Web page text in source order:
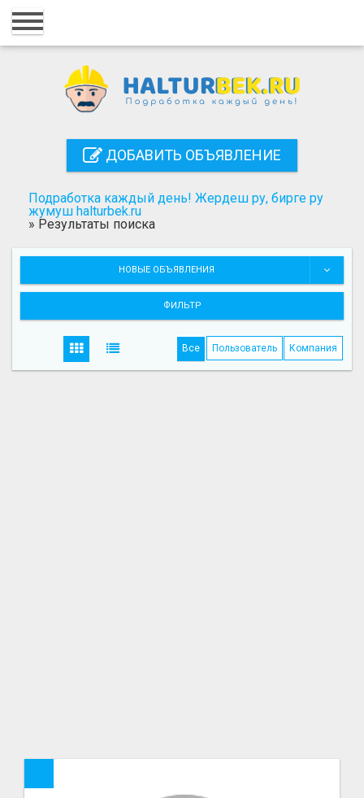
Главная
Регистрация
Поиск
ДОБАВИТЬ ОБЪЯВЛЕНИЕ
Подработка каждый день! Жердеш ру, бирге ру
жумуш halturbek.ru
» Результаты поиска
НОВЫЕ ОБЪЯВЛЕНИЯ
ФИЛЬТР
Все Пользователь Компания